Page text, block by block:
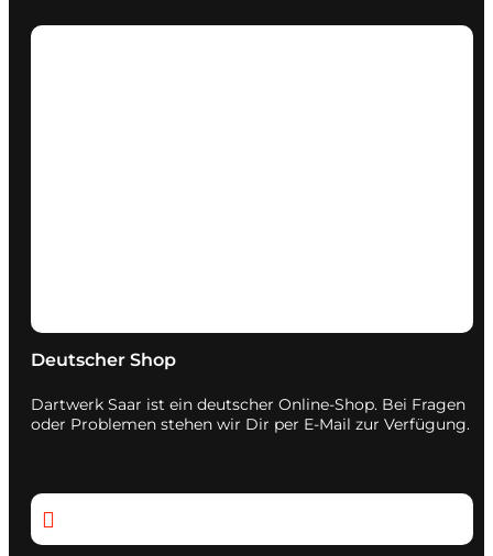
Deutscher Shop
Dartwerk Saar ist ein deutscher Online-Shop. Bei Fragen
oder Problemen stehen wir Dir per E-Mail zur Verfügung.
